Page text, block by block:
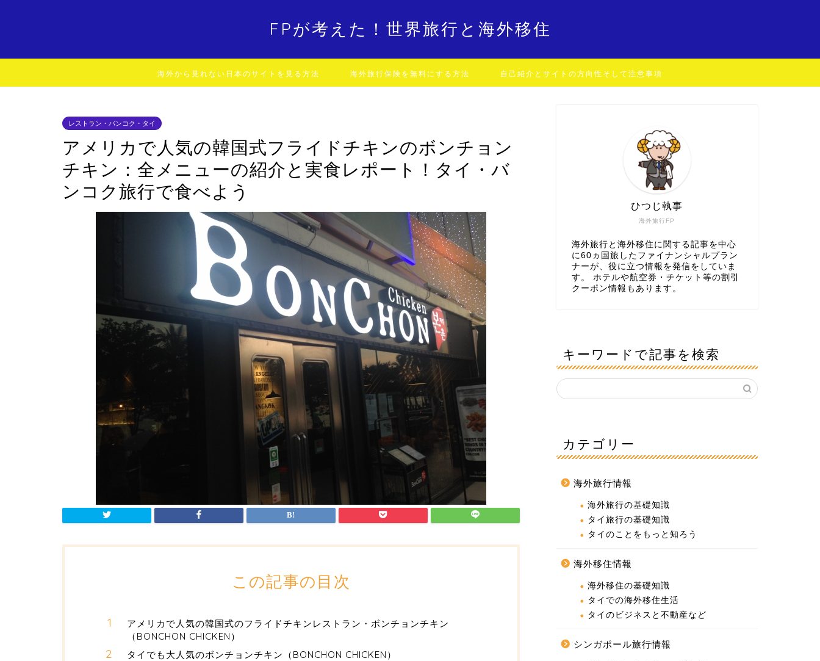
FPが考えた！世界旅行と海外移住
海外から見れない日本のサイトを見る方法 海外旅行保険を無料にする方法 自己紹介とサイトの方向性そして注意事項
レストラン・バンコク・タイ
アメリカで人気の韓国式フライドチキンのボンチョン
チキン：全メニューの紹介と実食レポート！タイ・バ
ンコク旅行で食べよう
この記事の目次
アメリカで人気の韓国式のフライドチキンレストラン・ボンチョンチキン
（BONCHON CHICKEN）
タイでも大人気のボンチョンチキン（BONCHON CHICKEN）
海外旅行FP
ひつじ執事
海外旅行と海外移住に関する記事を中心
に60ヵ国旅したファイナンシャルプラン
ナーが、役に立つ情報を発信をしていま
す。 ホテルや航空券・チケット等の割引
クーポン情報もあります。
キーワードで記事を検索
カテゴリー
海外旅行情報
海外旅行の基礎知識
タイ旅行の基礎知識
タイのことをもっと知ろう
海外移住情報
海外移住の基礎知識
タイでの海外移住生活
タイのビジネスと不動産など
シンガポール旅行情報